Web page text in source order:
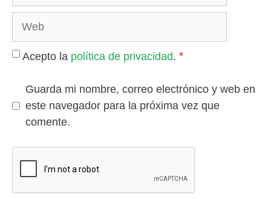
Acepto la política de privacidad. *
Guarda mi nombre, correo electrónico y web en
este navegador para la próxima vez que
comente.